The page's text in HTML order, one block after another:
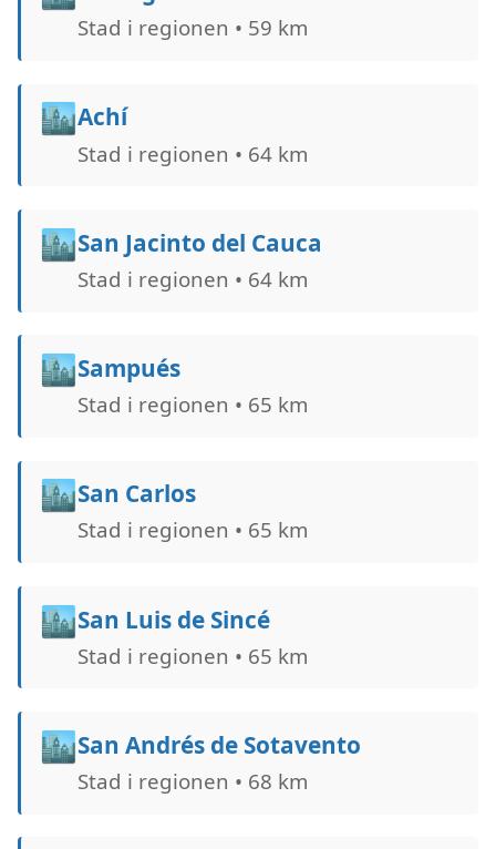
Stad i regionen • 59 km
🏙️Achí
Stad i regionen • 64 km
🏙️San Jacinto del Cauca
Stad i regionen • 64 km
🏙️Sampués
Stad i regionen • 65 km
🏙️San Carlos
Stad i regionen • 65 km
🏙️San Luis de Sincé
Stad i regionen • 65 km
🏙️San Andrés de Sotavento
Stad i regionen • 68 km